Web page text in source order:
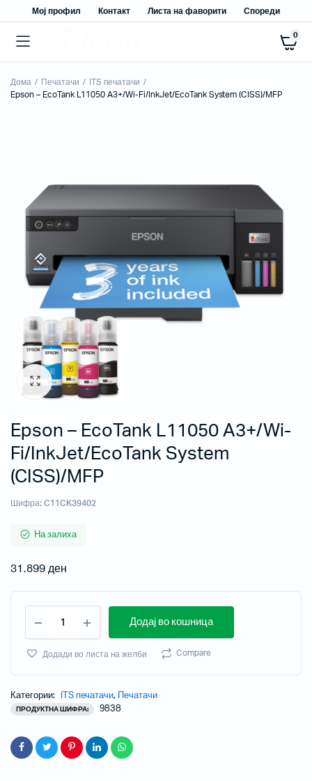
Мој профил Контакт Листа на фаворити Спореди
0
Дома Печатачи
ITS печатачи
Epson – EcoTank L11050 A3+/Wi-Fi/InkJet/EcoTank System (CISS)/MFP
Epson – EcoTank L11050 A3+/Wi-
Fi/InkJet/EcoTank System
(CISS)/MFP
Шифра: C11CK39402
На залиха
31.899ден
Додај во кошница
Додади во листа на желби Compare
Категории: ITS печатачи, Печатачи
ПРОДУКТНА ШИФРА: 9838